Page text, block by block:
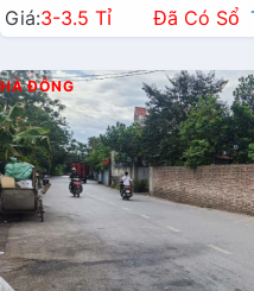
Giá:3-3.5 Tỉ Đã Có Sổ
HÀ ĐÔNG